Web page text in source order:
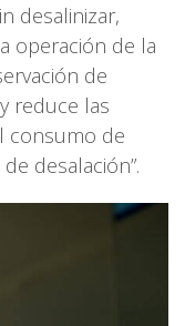
desalinizar,
operación de la
de
reduce las
consumo de
desalación”.